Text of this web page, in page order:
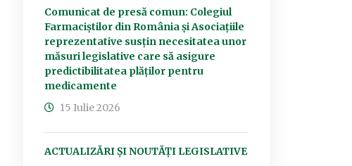
Comunicat de presă comun: Colegiul
Farmaciștilor din România și Asociațiile
reprezentative susțin necesitatea unor
măsuri legislative care să asigure
predictibilitatea plăților pentru
medicamente
15 Iulie 2026
ACTUALIZĂRI ȘI NOUTĂȚI LEGISLATIVE